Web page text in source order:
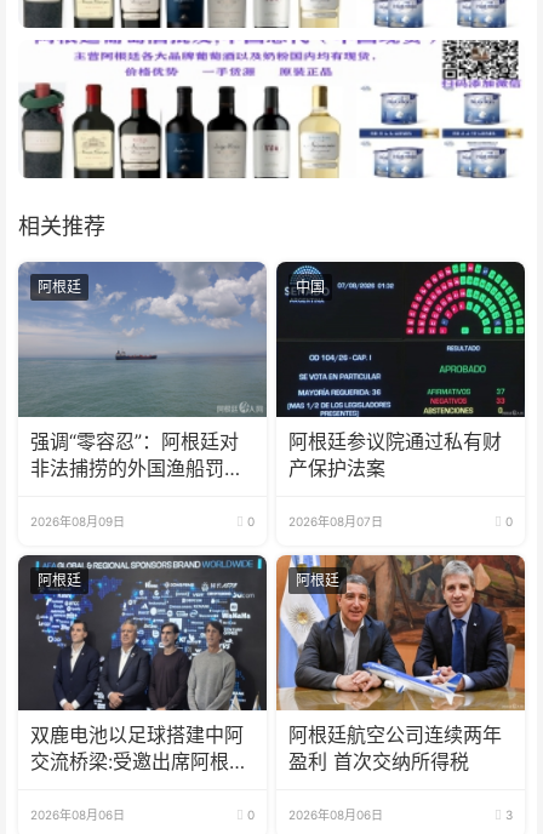
相关推荐
阿根廷
强调“零容忍”：阿根廷对
非法捕捞的外国渔船罚款
2026年08月09日 0
中国
阿根廷参议院通过私有财
产保护法案
2026年08月07日 0
阿根廷
双鹿电池以足球搭建中阿
交流桥梁:受邀出席阿根廷
2026年08月06日 0
阿根廷
阿根廷航空公司连续两年
盈利 首次交纳所得税
2026年08月06日 3